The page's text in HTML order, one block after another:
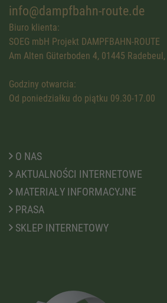
info@dampfbahn-route.de
Biuro klienta:
SOEG mbH Projekt DAMPFBAHN-ROUTE
Am Alten Güterboden 4, 01445 Radebeul,
Godziny otwarcia:
Od poniedziałku do piątku 09.30-17.00
O NAS
AKTUALNOŚCI INTERNETOWE
MATERIAŁY INFORMACYJNE
PRASA
SKLEP INTERNETOWY